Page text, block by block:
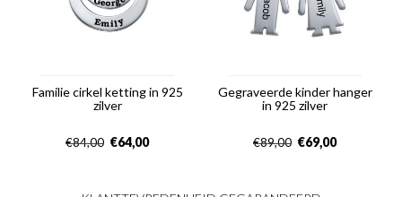
Familie cirkel ketting in 925
zilver
€84,00 €64,00
Gegraveerde kinder hanger
in 925 zilver
€89,00 €69,00